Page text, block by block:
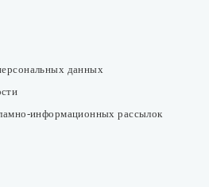
данных
информационных рассылок